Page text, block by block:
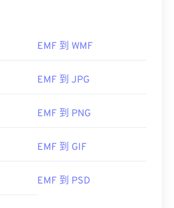
器包括：PhotoFiltre Studio
EMF 到 WMF
EMF 到 JPG
EMF 到 PNG
EMF 到 GIF
EMF 到 PSD